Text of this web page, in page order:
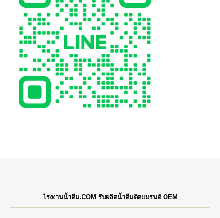
โรงงานน้ำดื่ม.COM รับผลิตน้ำดื่มติดแบรนด์ OEM